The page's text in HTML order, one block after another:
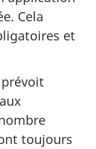
Cela
et
toujours